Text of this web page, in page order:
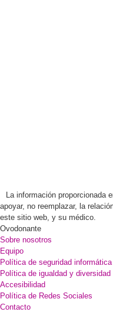
La información proporcionada
apoyar, no reemplazar, la
este sitio web, y su médico.
Ovodonante
Sobre nosotros
Equipo
Política de seguridad informática
Política de igualdad y diversidad
Accesibilidad
Política de Redes Sociales
Contacto